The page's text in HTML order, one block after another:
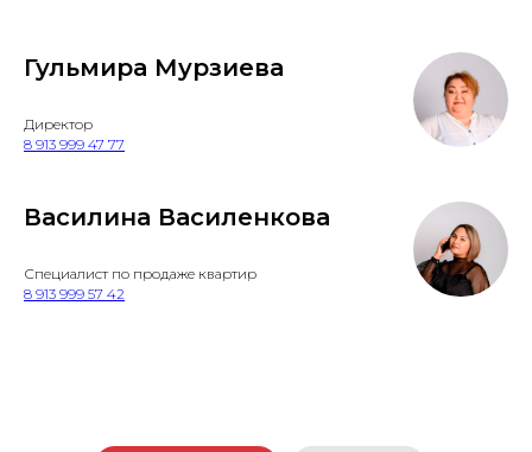
Гульмира Мурзиева
Директор
8 913 999 47 77
Василина Василенкова
Специалист по продаже квартир
8 913 999 57 42